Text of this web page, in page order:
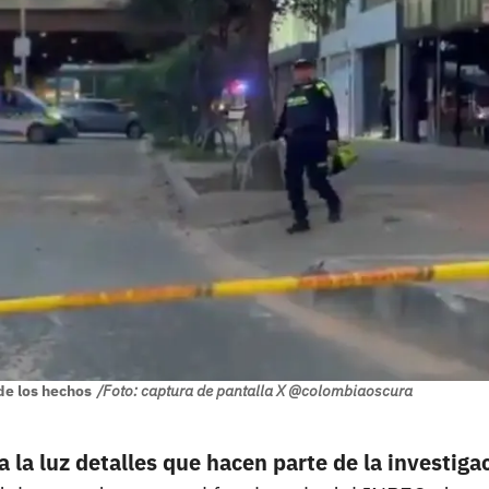
los hechos /Foto: captura de pantalla X @colombiaoscura
la luz detalles que hacen parte de la